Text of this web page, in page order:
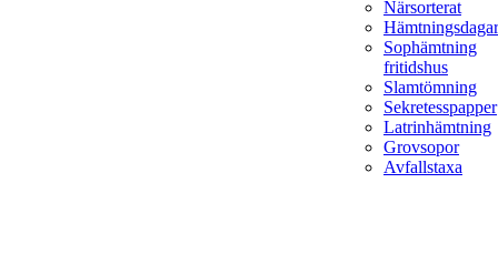
Närsorterat
Hämtningsdagar
Sophämtning
fritidshus
Slamtömning
Sekretesspapper
Latrinhämtning
Grovsopor
Avfallstaxa